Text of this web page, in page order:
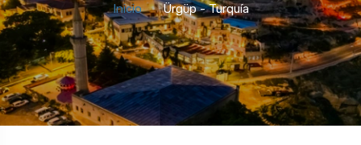
Inicio Ürgüp - Turquía